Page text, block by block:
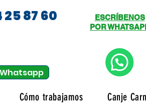
25 87 60
Whatsapp
ESCRÍBENOS
POR
Cómo trabajamos Canje